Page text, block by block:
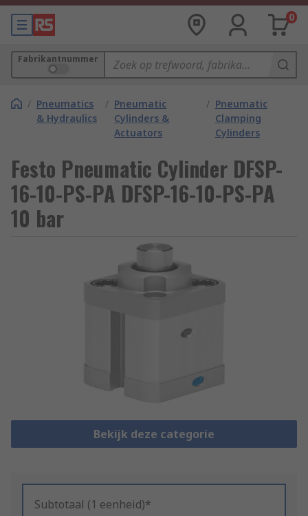
0
Fabrikantnummer
/ Pneumatics
& Hydraulics
/ Pneumatic
Cylinders &
Actuators
/ Pneumatic
Clamping
Cylinders
Festo Pneumatic Cylinder DFSP-
16-10-PS-PA DFSP-16-10-PS-PA
10 bar
Bekijk deze categorie
Subtotaal (1 eenheid)*